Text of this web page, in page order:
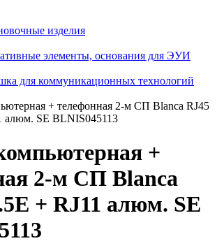
изделия
элементы, основания для ЭУИ
для коммуникационных технологий
+ телефонная 2-м СП Blanca RJ45
алюм. SE BLNIS045113
+
2-м СП Blanca
+ RJ11 алюм. SE